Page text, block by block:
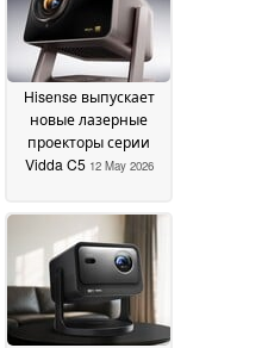
Hisense выпускает
новые лазерные
проекторы серии
Vidda C5 12 May 2026